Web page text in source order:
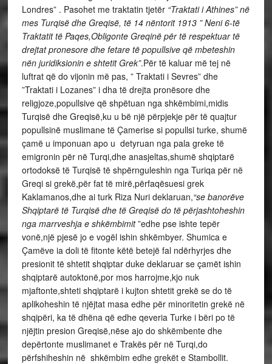
Londres” . Pasohet me traktatin tjetër “Traktati i Athines” në
mes Turqisë dhe Greqisë, të 14 nëntorit 1913 ” Neni 6-të
Traktatit të Paqes,Obligonte Greqinë për të respektuar të
drejtat pronesore dhe fetare të popullsive që mbeteshin
nën juridiksionin e shtetit Grek”.Për të kaluar më tej në
luftrat që do vijonin më pas, ” Traktati i Sevres” dhe
”Traktati i Lozanes” i dha të drejta pronësore dhe
religjoze,popullsive që shpëtuan nga shkëmbimi,midis
Turqisë dhe Greqisë,ku u bë një përpjekje për të quajtur
popullsinë muslimane të Çamerise si popullsi turke, shumë
çamë u imponuan apo u detyruan nga pala greke të
emigronin për në Turqi,dhe anasjeltas,shumë shqiptarë
ortodoksë të Turqisë të shpërnguleshin nga Turiqa për në
Greqi si grekë,për fat të mirë,përfaqësuesi grek
Kaklamanos,dhe ai turk Riza Nuri deklaruan,“se banorëve
Shqiptarë të Turqisë dhe të Greqisë do të përjashtoheshin
nga marrveshja e shkëmbimit”edhe pse ishte tepër
vonë,një pjesë jo e vogël ishin shkëmbyer. Shumica e
Çamëve ia doli të fitonte këtë betejë fal ndërhyrjes dhe
presionit të shtetit shqiptar duke deklaruar se çamët ishin
shqiptarë autoktonë,por mos harrojme,kjo nuk
mjaftonte,shteti shqiptarë i kujton shtetit grekë se do të
aplikoheshin të njëjtat masa edhe për minoritetin grekë në
shqipëri, ka të dhëna që edhe qeveria Turke i bëri po të
njëjtin presion Greqisë,nëse ajo do shkëmbente dhe
depërtonte muslimanet e Trakës për në Turqi,do
përfshiheshin në shkëmbim edhe grekët e Stambollit.